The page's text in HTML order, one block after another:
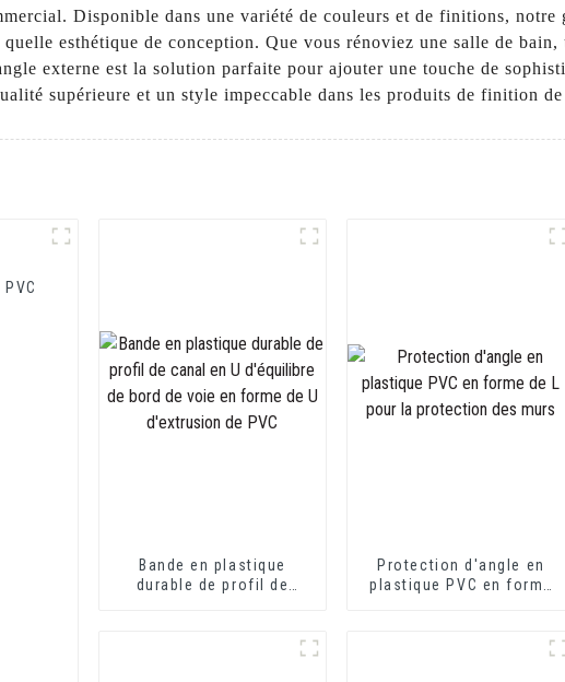
Disponible dans une variété de couleurs et de finitions, notre
esthétique de conception. Que vous rénoviez une salle de bain,
externe est la solution parfaite pour ajouter une touche de
supérieure et un style impeccable dans les produits de finition de
Bande en plastique
durable de profil de
Protection d'angle en
plastique PVC en forme